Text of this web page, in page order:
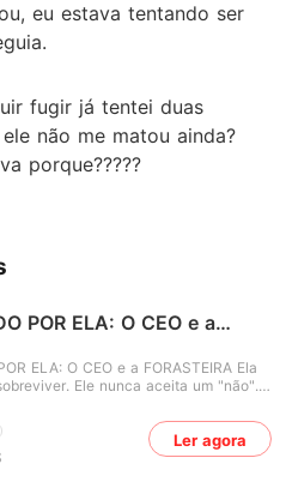
eu estava tentando ser
fugir já tentei duas
não me matou ainda?
porque?????
POR ELA: O CEO e a
ELA: O CEO e a FORASTEIRA Ela
Ele nunca aceita um "não".
para passear. Chegou à cidade com
pequena, dinheiro contado e um
pode ser revelado. Fugindo de
Ler agora